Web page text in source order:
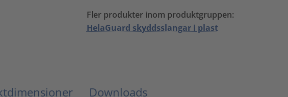
Fler produkter inom produktgruppen:
HelaGuard skyddsslangar i plast
Downloads